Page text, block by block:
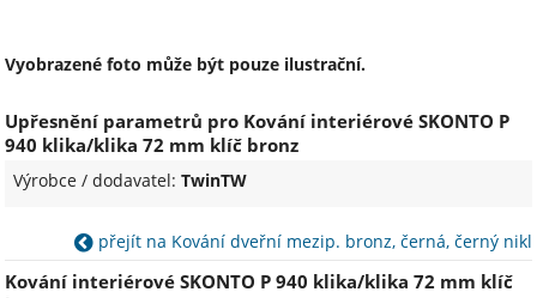
Vyobrazené foto může být pouze ilustrační.
Upřesnění parametrů pro Kování interiérové SKONTO P
940 klika/klika 72 mm klíč bronz
Výrobce / dodavatel:TwinTW
přejít na Kování dveřní mezip. bronz, černá, černý nikl
Kování interiérové SKONTO P 940 klika/klika 72 mm klíč